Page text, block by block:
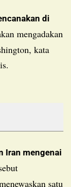
di
mengadakan
kata
Iran mengenai
satu